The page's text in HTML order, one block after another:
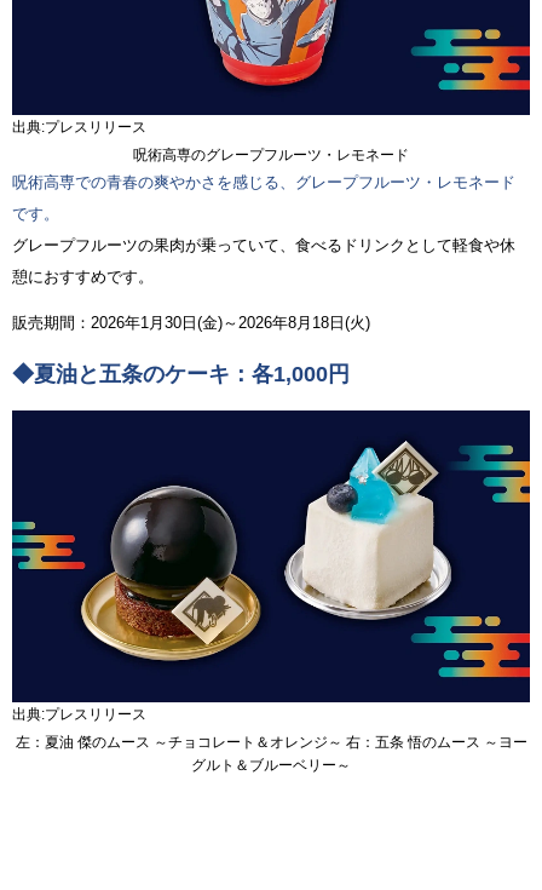
出典:プレスリリース
呪術高専のグレープフルーツ・レモネード
呪術高専での青春の爽やかさを感じる、グレープフルーツ・レモネード
です。
グレープフルーツの果肉が乗っていて、食べるドリンクとして軽食や休
憩におすすめです。
販売期間：2026年1月30日(金)～2026年8月18日(火)
◆夏油と五条のケーキ：各1,000円
出典:プレスリリース
左：夏油 傑のムース ～チョコレート＆オレンジ～ 右：五条 悟のムース ～ヨー
グルト＆ブルーベリー～